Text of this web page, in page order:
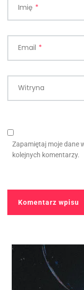
Imię *
Email *
Witryna
Zapamiętaj moje dane
kolejnych komentarzy.